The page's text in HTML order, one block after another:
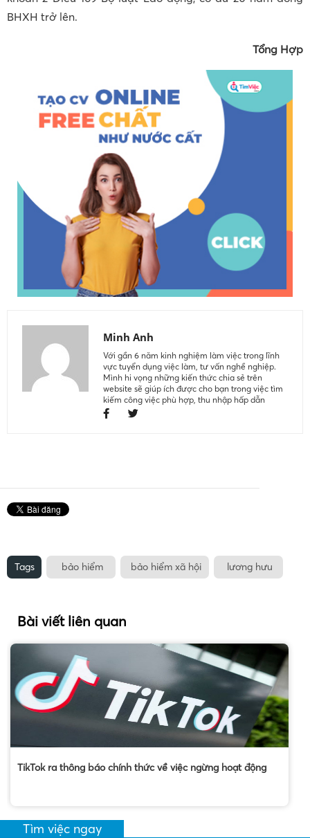
BHXH trở lên.
Tổng Hợp
Minh Anh
Với gần 6 năm kinh nghiệm làm việc trong lĩnh
vực tuyển dụng việc làm, tư vấn nghề nghiệp.
Mình hi vọng những kiến thức chia sẻ trên
website sẽ giúp ích được cho bạn trong việc tìm
kiếm công việc phù hợp, thu nhập hấp dẫn
Tags bảo hiểm bảo hiểm xã hội lương hưu
Bài viết liên quan
TikTok ra thông báo chính thức về việc ngừng hoạt động
Tìm việc ngay